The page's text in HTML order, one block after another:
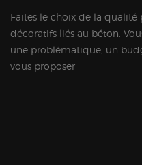
Faites le choix de la qualité
décoratifs liés au béton.
une problématique, un
vous proposer